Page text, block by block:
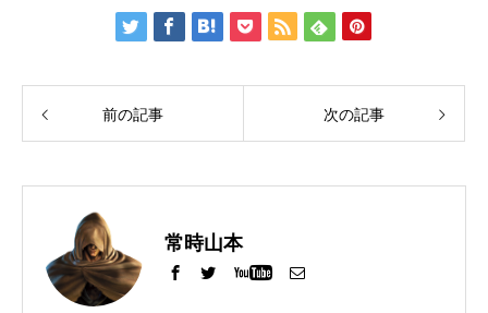
前の記事 次の記事
常時山本